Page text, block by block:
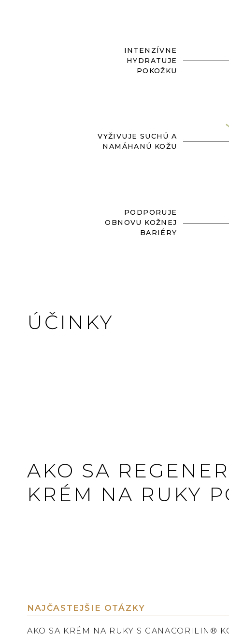
INTENZÍVNE
HYDRATUJE
POKOŽKU
VYŽIVUJE SUCHÚ A
NAMÁHANÚ KOŽU
PODPORUJE
OBNOVU KOŽNEJ
BARIÉRY
ÚČINKY
AKO SA
KRÉM NA RUKY
NAJČASTEJŠIE OTÁZKY
AKO SA KRÉM NA RUKY S CANACORILIN®